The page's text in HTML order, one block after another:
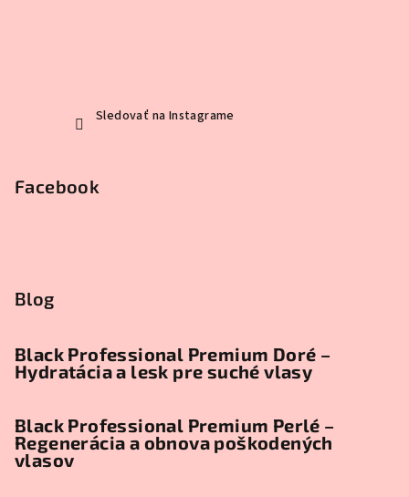
Sledovať na Instagrame
Facebook
Blog
Black Professional Premium Doré –
Hydratácia a lesk pre suché vlasy
Black Professional Premium Perlé –
Regenerácia a obnova poškodených
vlasov